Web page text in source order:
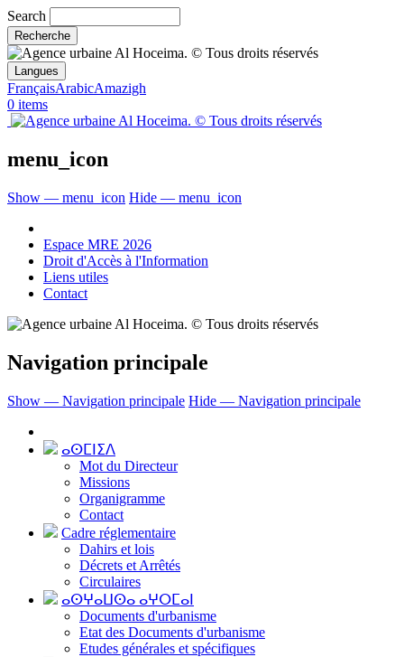
Search
Langues
FrançaisArabicAmazigh
0 items
menu_icon
Show — menu_icon Hide — menu_icon
Espace MRE 2026
Droit d'Accès à l'Information
Liens utiles
Contact
Navigation principale
Show — Navigation principale Hide — Navigation principale
ⴰⵙⵎⵏⵉⴷ
Mot du Directeur
Missions
Organigramme
Contact
Cadre réglementaire
Dahirs et lois
Décrets et Arrêtés
Circulaires
ⴰⵙⵖⴰⵡⵙⴰ ⴰⵖⵔⵎⴰⵏ
Documents d'urbanisme
Etat des Documents d'urbanisme
Etudes générales et spécifiques